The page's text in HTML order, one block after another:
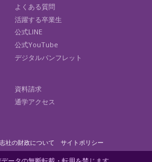
よくある質問
活躍する卒業生
公式LINE
公式YouTube
デジタルパンフレット
資料請求
通学アクセス
社の財政について サイトポリシー